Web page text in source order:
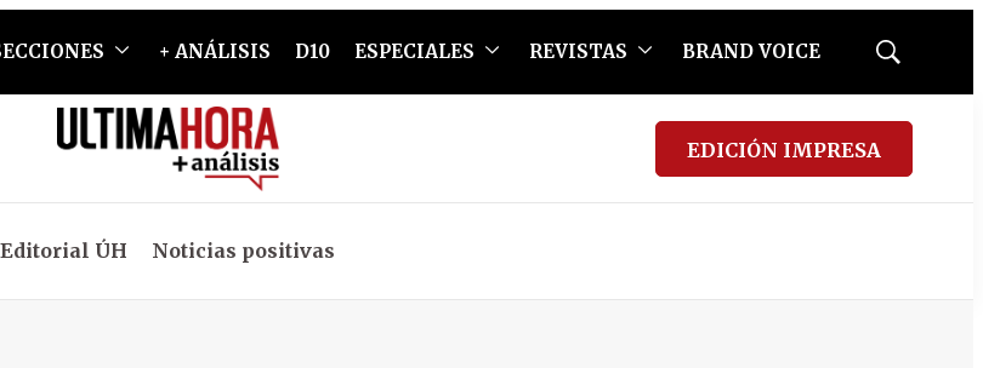
+ ANÁLISIS D10 ESPECIALES REVISTAS BRAND VOICE
Mostrar
EDICIÓN IMPRESA
Editorial ÚH Noticias positivas